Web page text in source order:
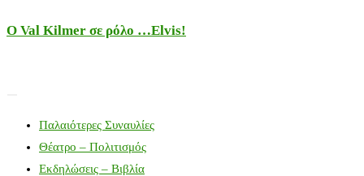
Ο Val Kilmer σε ρόλο …Elvis!
Παλαιότερες Συναυλίες
Θέατρο – Πολιτισμός
Εκδηλώσεις – Βιβλία